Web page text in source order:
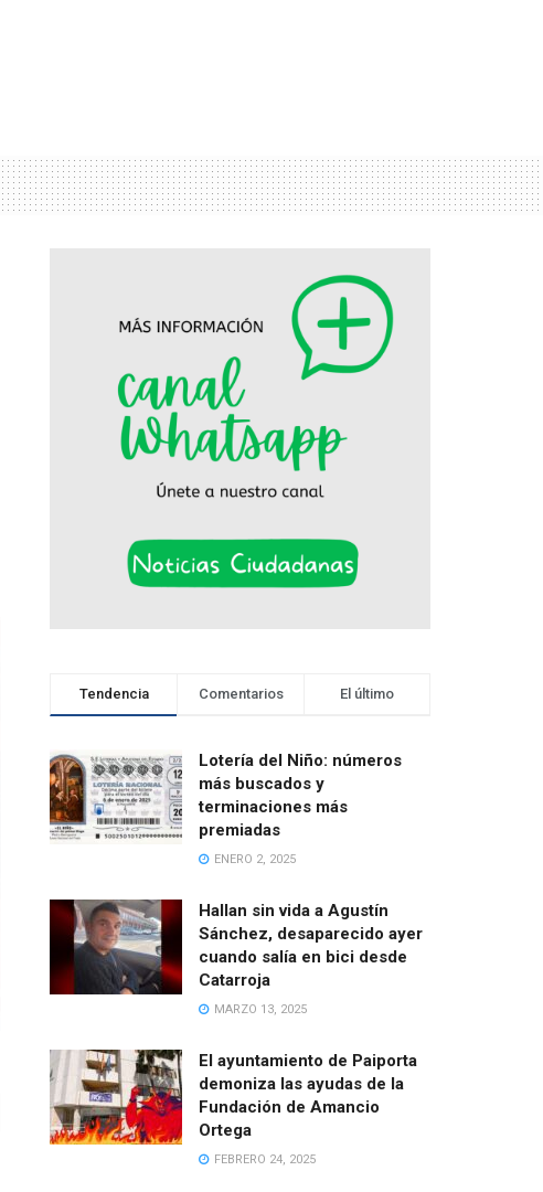
Tendencia Comentarios El último
Lotería del Niño: números
más buscados y
terminaciones más
premiadas
ENERO 2, 2025
Hallan sin vida a Agustín
Sánchez, desaparecido ayer
cuando salía en bici desde
Catarroja
MARZO 13, 2025
El ayuntamiento de Paiporta
demoniza las ayudas de la
Fundación de Amancio
Ortega
FEBRERO 24, 2025